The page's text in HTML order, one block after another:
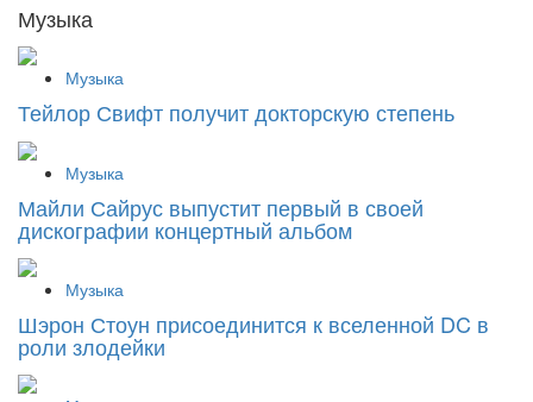
Музыка
Музыка
Тейлор Свифт получит докторскую степень
Музыка
Майли Сайрус выпустит первый в своей
дискографии концертный альбом
Музыка
Шэрон Стоун присоединится к вселенной DC в
роли злодейки